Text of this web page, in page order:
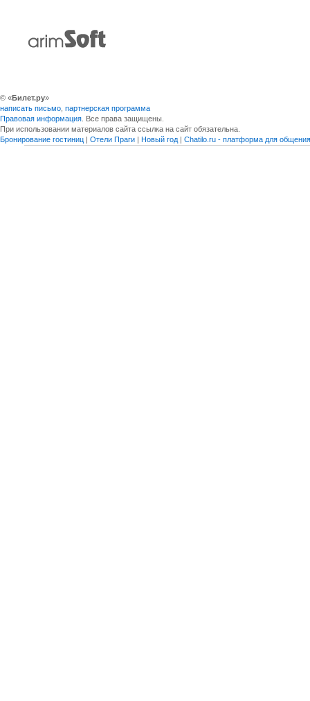
© «Билет.ру»
написать письмо партнерская программа
Правовая информация . Все права защищены.
При использовании материалов сайта ссылка на сайт обязательна.
Бронирование гостиниц | Отели Праги | Новый год | Chatilo.ru - платформа для